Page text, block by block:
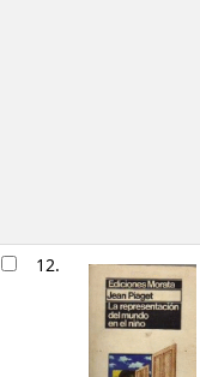
12.